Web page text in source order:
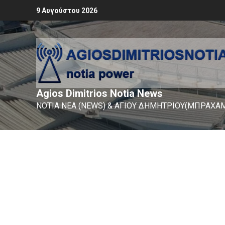
9 Αυγούστου 2026
Agios Dimitrios Notia News
ΝΟΤΙΑ ΝΕΑ (NEWS) & ΑΓΙΟΥ